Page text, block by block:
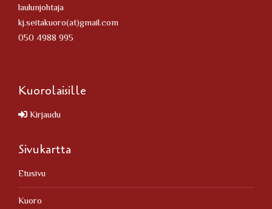
laulunjohtaja
kj.seitakuoro(at)gmail.com
050 4988 995
Kuorolaisille
Kirjaudu
Sivukartta
Etusivu
Kuoro